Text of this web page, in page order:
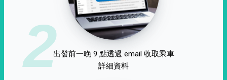
2出發前一晚 9 點透過 email 收取乘車
詳細資料